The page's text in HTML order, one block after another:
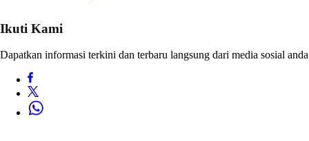
Ikuti Kami
Dapatkan informasi terkini dan terbaru langsung dari media sosial anda